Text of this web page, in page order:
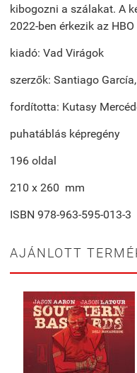
kibogozni a szálakat. A
2022-ben érkezik az
kiadó: Vad Virágok
szerzők: Santiago
fordította: Kutasy
puhatáblás képregény
196 oldal
210 x 260 mm
ISBN 978-963-595-013-3
AJÁNLOTT